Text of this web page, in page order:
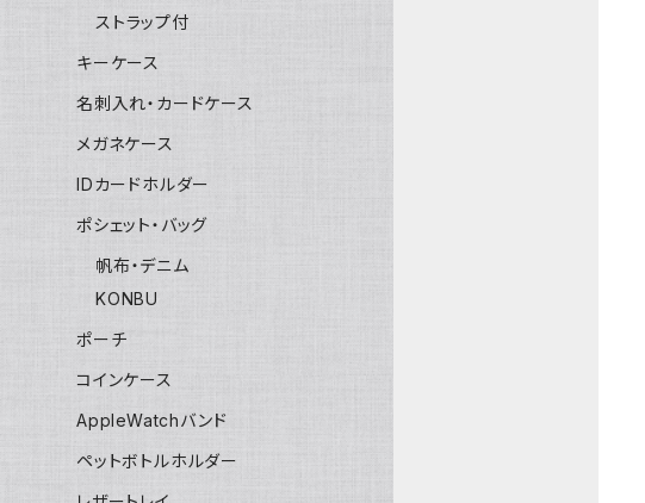
ストラップ付
キーケース
名刺入れ・カードケース
メガネケース
IDカードホルダー
ポシェット・バッグ
帆布・デニム
KONBU
ポーチ
コインケース
AppleWatchバンド
ペットボトルホルダー